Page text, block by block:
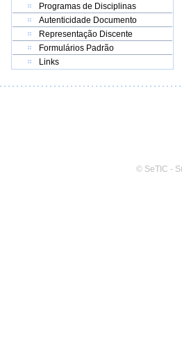
Programas de Disciplinas
Autenticidade Documento
Representação Discente
Formulários Padrão
Links
© SeTIC -